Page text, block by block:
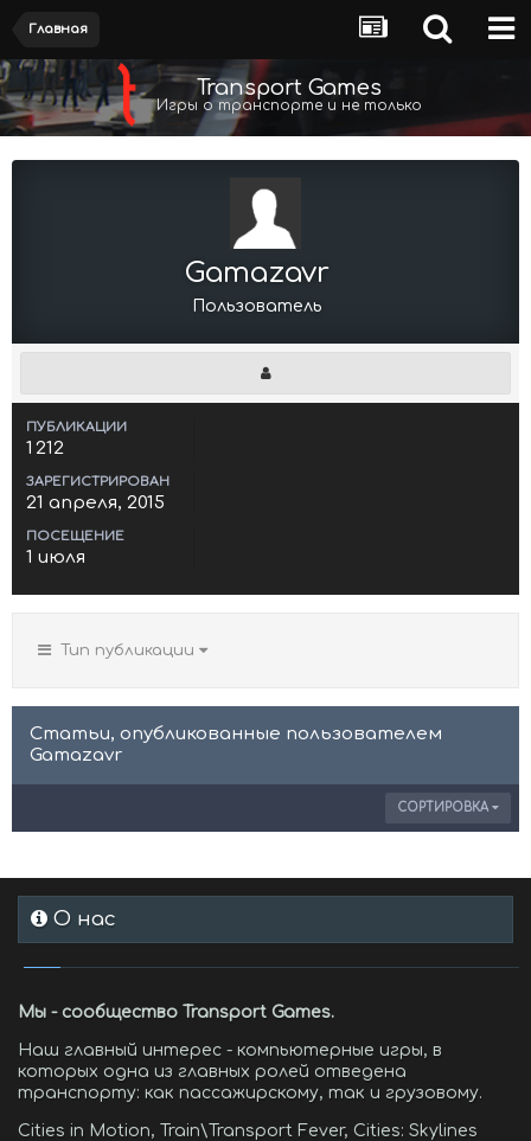
Главная
Transport Games
Игры о транспорте и не только
Gamazavr
Пользователь
ПУБЛИКАЦИИ
1 212
ЗАРЕГИСТРИРОВАН
21 апреля, 2015
ПОСЕЩЕНИЕ
1 июля
Тип публикации
Статьи, опубликованные пользователем
Gamazavr
СОРТИРОВКА
О нас
Мы - сообщество Transport Games.
Наш главный интерес - компьютерные игры, в
которых одна из главных ролей отведена
транспорту: как пассажирскому, так и грузовому.
Cities in Motion, Train\Transport Fever, Cities: Skylines